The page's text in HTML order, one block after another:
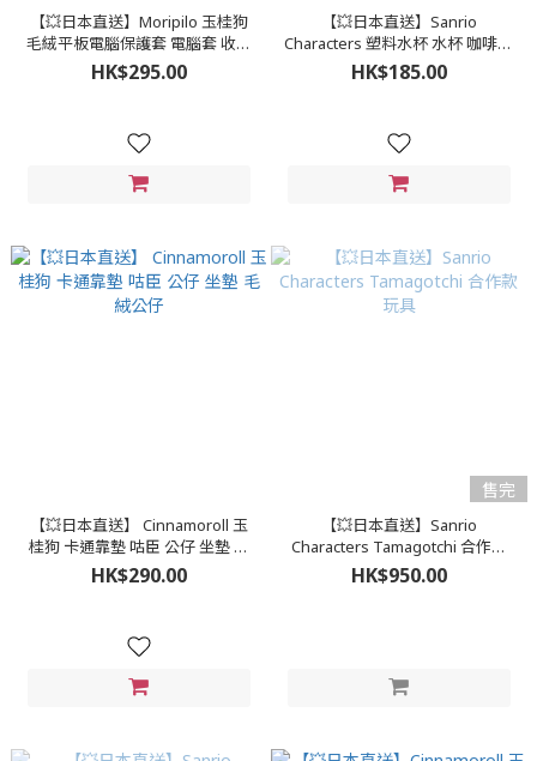
【💥日本直送】Moripilo 玉桂狗
毛絨平板電腦保護套 電腦套 收納
袋 手提收納袋 手拎 平板 iPad
HK$295.00
【💥日本直送】Sanrio
Characters 塑料水杯 水杯 咖啡杯
馬克杯
HK$185.00
【💥日本直送】 Cinnamoroll 玉
桂狗 卡通靠墊 咕臣 公仔 坐墊 毛
絨公仔
HK$290.00
售完
【💥日本直送】Sanrio
Characters Tamagotchi 合作款
玩具
HK$950.00